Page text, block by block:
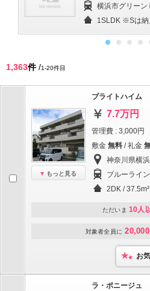
横浜市グリーン
1SLDK ※Sは納
1,363件/1-20件目
もっと見る
ブライトハイム
7.7万円
管理費 : 3,000円
敷金 無料 / 礼金
神奈川県横
ブルーライ
2DK / 37.5m²
ただいま 10人
対象者全員に 20,000
お
ラ・ポニージュ